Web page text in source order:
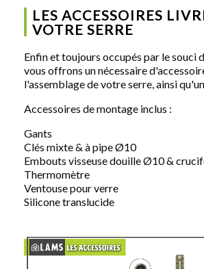
LES ACCESSOIRES
VOTRE SERRE
Enfin et toujours occupés par le souci
vous offrons un nécessaire
l'assemblage de votre serre, ainsi
Accessoires de montage inclus :
Gants
Clés mixte & à pipe Ø10
Embouts visseuse douille Ø10 &
Thermomètre
Ventouse pour verre
Silicone translucide